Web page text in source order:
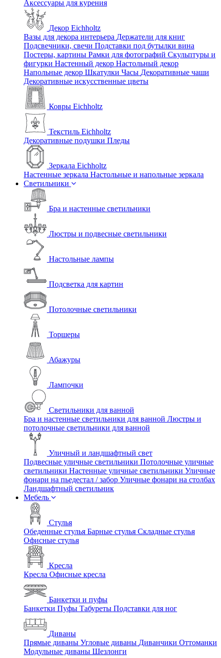
Аксессуары для курения
Декор Eichholtz
Вазы для декора интерьера Держатели для книг
Подсвечники, свечи Подставки под бутылки вина
Постеры, картины Рамки для фотографий Скульптуры и
фигурки Настенный декор Настольный декор
Напольные декор Шкатулки Часы Декоративные чаши
Декоративные искусственные цветы
Ковры Eichholtz
Текстиль Eichholtz
Декоративные подушки Пледы
Зеркала Eichholtz
Настенные зеркала Настольные и напольные зеркала
Светильники
Бра и настенные светильники
Люстры и подвесные светильники
Настольные лампы
Подсветка для картин
Потолочные светильники
Торшеры
Абажуры
Лампочки
Светильники для ванной
Бра и настенные светильники для ванной Люстры и
потолочные светильники для ванной
Уличный и ландшафтный свет
Подвесные уличные светильники Потолочные уличные
светильники Настенные уличные светильники Уличные
фонари на пьедестал / забор Уличные фонари на столбах
Ландшафтный светильник
Мебель
Стулья
Обеденные стулья Барные стулья Складные стулья
Офисные стулья
Кресла
Кресла Офисные кресла
Банкетки и пуфы
Банкетки Пуфы Табуреты Подставки для ног
Диваны
Прямые диваны Угловые диваны Диванчики Оттоманки
Модульные диваны Шезлонги